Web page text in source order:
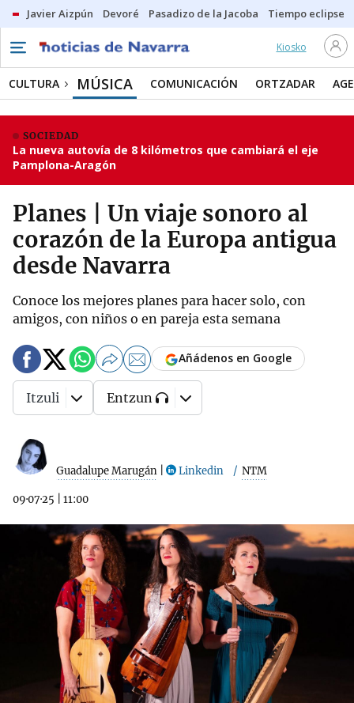
Javier Aizpún Devoré Pasadizo de la Jacoba Tiempo eclipse
Kiosko
CULTURA MÚSICA COMUNICACIÓN ORTZADAR
SOCIEDAD
La nueva autovía de 8 kilómetros que cambiará el eje
Pamplona-Aragón
Planes | Un viaje sonoro al
corazón de la Europa antigua
desde Navarra
Conoce los mejores planes para hacer solo, con
amigos, con niños o en pareja esta semana
Guadalupe Marugán Linkedin NTM
09·07·25 11:00
Añádenos en Google
Itzuli Entzun